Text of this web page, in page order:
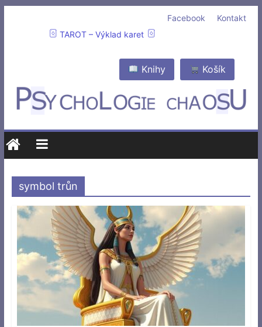
Kontakt
Facebook
TAROT – Výklad karet
Košík
Knihy
symbol trůn